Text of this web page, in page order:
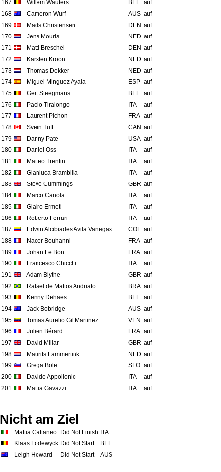
167
Willem Wauters BEL auf
168
Cameron Wurf AUS auf
169
Mads Christensen DEN auf
170
Jens Mouris NED auf
171
Matti Breschel DEN auf
172
Karsten Kroon NED auf
173
Thomas Dekker NED auf
174
Miguel Minguez Ayala ESP auf
175
Gert Steegmans BEL auf
176
Paolo Tiralongo ITA
auf
177
Laurent Pichon FRA auf
178
Svein Tuft CAN auf
179
Danny Pate USA auf
180
Daniel Oss ITA
auf
181
Matteo Trentin ITA
auf
182
Gianluca Brambilla ITA
auf
183
Steve Cummings GBR auf
184
Marco Canola ITA
auf
185
Giairo Ermeti ITA
auf
186
Roberto Ferrari ITA
auf
187
Edwin Alcibiades Avila Vanegas COL auf
188
Nacer Bouhanni FRA auf
189
Johan Le Bon FRA auf
190
Francesco Chicchi ITA
auf
191
Adam Blythe GBR auf
192
Rafael de Mattos Andriato BRA auf
193
Kenny Dehaes BEL auf
194
Jack Bobridge AUS auf
195
Tomas Aurelio Gil Martinez VEN auf
196
Julien Bérard FRA auf
197
David Millar GBR auf
198
Maurits Lammertink NED auf
199
Grega Bole SLO auf
200
Davide Appollonio ITA
auf
201
Mattia Gavazzi ITA auf
Nicht am Ziel
Mattia Cattaneo Did Not Finish ITA
Klaas Lodewyck Did Not Start
BEL
Leigh Howard
Did Not Start AUS